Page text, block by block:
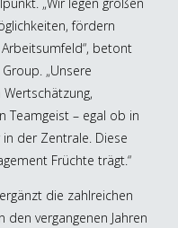
fördern
betont
„Unsere
Teamgeist – egal ob in
der Zentrale. Diese
Früchte trägt.“
die zahlreichen
den vergangenen Jahren